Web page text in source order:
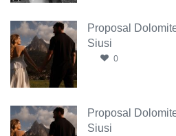
Proposal
Siusi
0
Proposal
Siusi